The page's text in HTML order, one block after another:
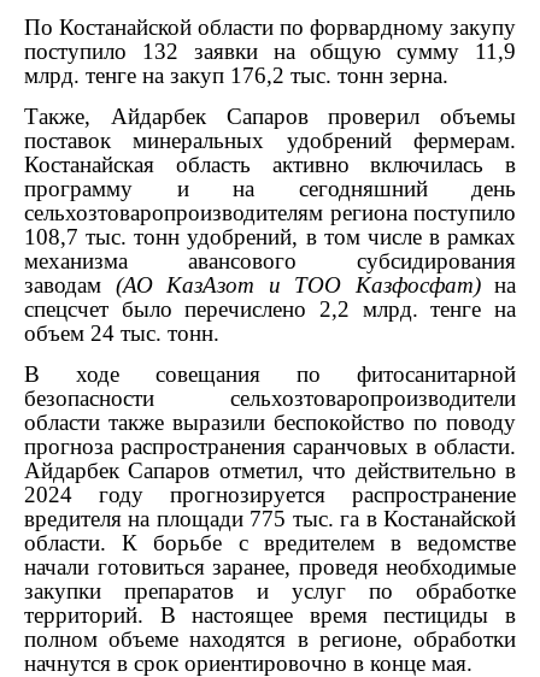
По Костанайской области по форвардному закупу
поступило 132 заявки на общую сумму 11,9
млрд. тенге на закуп 176,2 тыс. тонн зерна.
Также, Айдарбек Сапаров проверил объемы
поставок минеральных удобрений фермерам.
Костанайская область активно включилась в
программу и на сегодняшний день
сельхозтоваропроизводителям региона поступило
108,7 тыс. тонн удобрений, в том числе в рамках
механизма авансового субсидирования
заводам (АО КазАзот и ТОО Казфосфат) на
спецсчет было перечислено 2,2 млрд. тенге на
объем 24 тыс. тонн.
В ходе совещания по фитосанитарной
безопасности сельхозтоваропроизводители
области также выразили беспокойство по поводу
прогноза распространения саранчовых в области.
Айдарбек Сапаров отметил, что действительно в
2024 году прогнозируется распространение
вредителя на площади 775 тыс. га в Костанайской
области. К борьбе с вредителем в ведомстве
начали готовиться заранее, проведя необходимые
закупки препаратов и услуг по обработке
территорий. В настоящее время пестициды в
полном объеме находятся в регионе, обработки
начнутся в срок ориентировочно в конце мая.